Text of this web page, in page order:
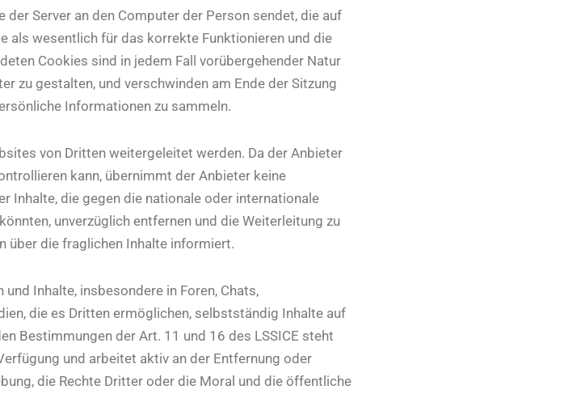
Server an den Computer der Person sendet, die auf
als wesentlich für das korrekte Funktionieren und die
Cookies sind in jedem Fall vorübergehender Natur
zu gestalten, und verschwinden am Ende der Sitzung
Informationen zu sammeln.
von Dritten weitergeleitet werden. Da der Anbieter
kann, übernimmt der Anbieter keine
Inhalte, die gegen die nationale oder internationale
unverzüglich entfernen und die Weiterleitung zu
über die fraglichen Inhalte informiert.
Inhalte, insbesondere in Foren, Chats,
die es Dritten ermöglichen, selbstständig Inhalte auf
Bestimmungen der Art. 11 und 16 des LSSICE steht
und arbeitet aktiv an der Entfernung oder
die Rechte Dritter oder die Moral und die öffentliche